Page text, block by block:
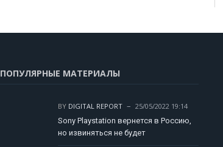
ПОПУЛЯРНЫЕ МАТЕРИАЛЫ
BY DIGITAL REPORT
25/05/2022 19:14
Sony Playstation вернется в Россию,
но извиняться не будет